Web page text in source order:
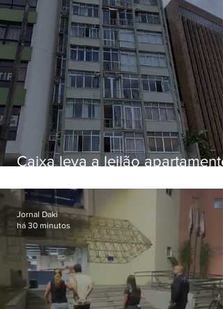
Caixa leva a leilão apartamento
Botafogo
Jornal Daki
há 30 minutos